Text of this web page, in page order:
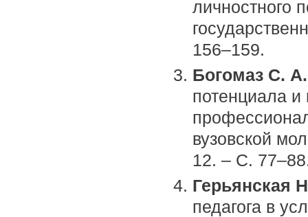
личностного
156–159.
Богомаз С.
потенциала
вузовской
12. – С.
Герьянская
педагога в